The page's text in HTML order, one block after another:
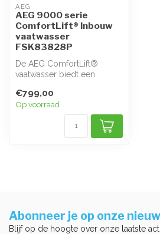
AEG
AEG 9000 serie
ComfortLift® Inbouw
vaatwasser
FSK83828P
De AEG ComfortLift®
vaatwasser biedt een
voor gemak en ...
€799,00
Op voorraad
Abonneer je op onze
Blijf op de hoogte over onze laatste